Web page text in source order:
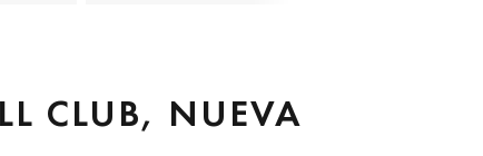
CLUB, NUEVA